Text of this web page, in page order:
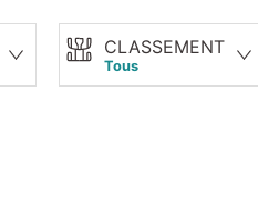
CLASSEMENT
Tous